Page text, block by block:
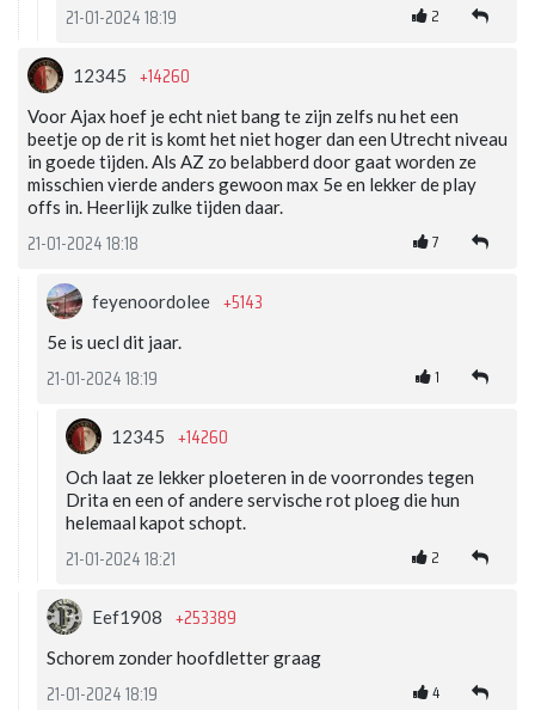
21-01-2024 18:19 2
12345 +14260
Voor Ajax hoef je echt niet bang te zijn zelfs nu het een
beetje op de rit is komt het niet hoger dan een Utrecht niveau
in goede tijden. Als AZ zo belabberd door gaat worden ze
misschien vierde anders gewoon max 5e en lekker de play
offs in. Heerlijk zulke tijden daar.
21-01-2024 18:18 7
feyenoordolee +5143
5e is uecl dit jaar.
21-01-2024 18:19 1
12345 +14260
Och laat ze lekker ploeteren in de voorrondes tegen
Drita en een of andere servische rot ploeg die hun
helemaal kapot schopt.
21-01-2024 18:21 2
Eef1908 +253389
Schorem zonder hoofdletter graag
21-01-2024 18:19 4